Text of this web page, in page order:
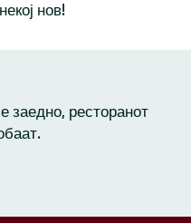
нов!
заедно, ресторанот